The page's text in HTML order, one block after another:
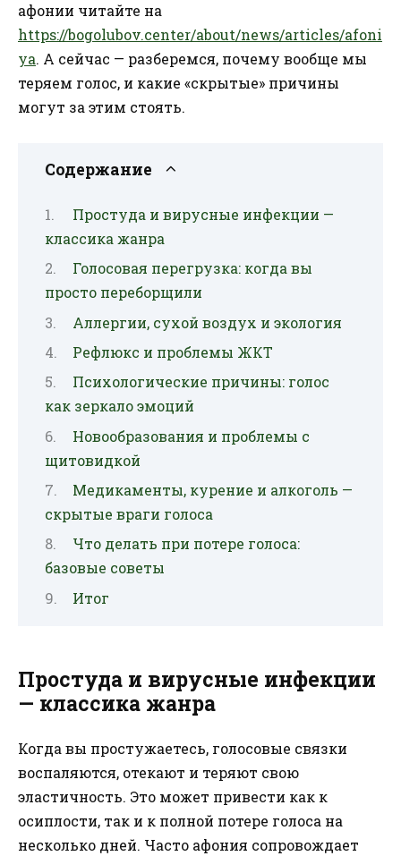
афонии читайте на
https://bogolubov.center/about/news/articles/afoni
ya. А сейчас — разберемся, почему вообще мы
теряем голос, и какие «скрытые» причины
могут за этим стоять.
Содержание
Простуда и вирусные инфекции —
классика жанра
Голосовая перегрузка: когда вы
просто переборщили
Аллергии, сухой воздух и экология
Рефлюкс и проблемы ЖКТ
Психологические причины: голос
как зеркало эмоций
Новообразования и проблемы с
щитовидкой
Медикаменты, курение и алкоголь —
скрытые враги голоса
Что делать при потере голоса:
базовые советы
Итог
Простуда и вирусные инфекции
— классика жанра
Когда вы простужаетесь, голосовые связки
воспаляются, отекают и теряют свою
эластичность. Это может привести как к
осиплости, так и к полной потере голоса на
несколько дней. Часто афония сопровождает